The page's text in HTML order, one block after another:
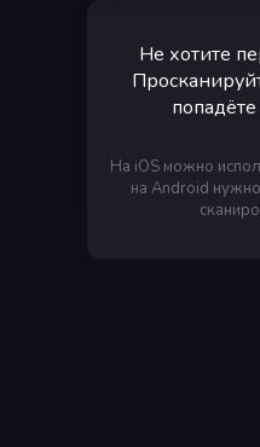
Не хотите
На iOS можно
на Android